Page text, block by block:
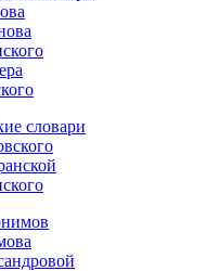
словари